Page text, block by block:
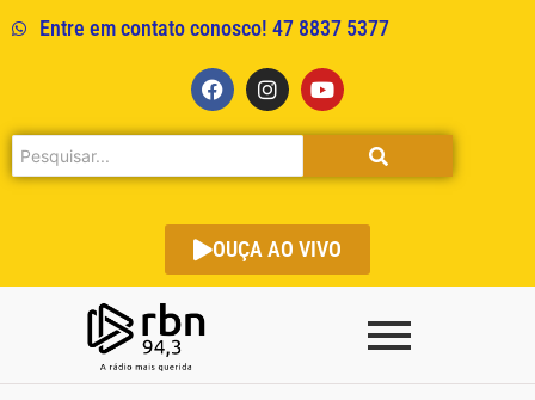
Entre em contato conosco! 47 8837 5377
OUÇA AO VIVO